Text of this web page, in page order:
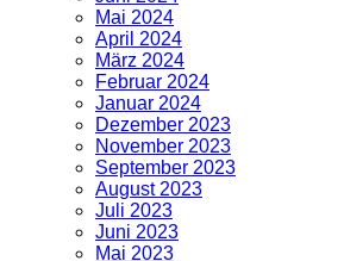
Mai 2024
April 2024
März 2024
Februar 2024
Januar 2024
Dezember 2023
November 2023
September 2023
August 2023
Juli 2023
Juni 2023
Mai 2023